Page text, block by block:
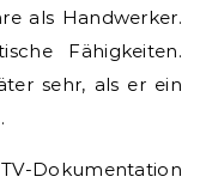
als Handwerker.
Fähigkeiten.
sehr, als er ein
Dokumentation